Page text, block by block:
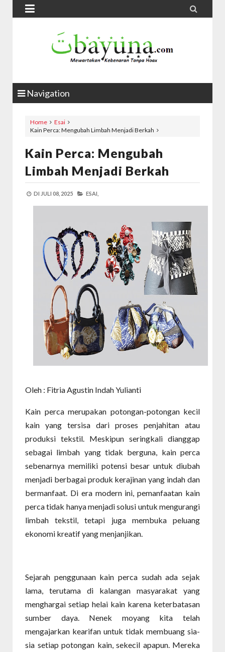
 
Navigation
Home
Esai
Kain Perca: Mengubah Limbah Menjadi Berkah
Kain Perca: Mengubah
Limbah Menjadi Berkah
DI JULI 08, 2025 ESAI,
Oleh : Fitria Agustin Indah Yulianti
Kain perca merupakan potongan-potongan kecil
kain yang tersisa dari proses penjahitan atau
produksi tekstil. Meskipun seringkali dianggap
sebagai limbah yang tidak berguna, kain perca
sebenarnya memiliki potensi besar untuk diubah
menjadi berbagai produk kerajinan yang indah dan
bermanfaat. Di era modern ini, pemanfaatan kain
perca tidak hanya menjadi solusi untuk mengurangi
limbah tekstil, tetapi juga membuka peluang
ekonomi kreatif yang menjanjikan.
Sejarah penggunaan kain perca sudah ada sejak
lama, terutama di kalangan masyarakat yang
menghargai setiap helai kain karena keterbatasan
sumber daya. Nenek moyang kita telah
mengajarkan kearifan untuk tidak membuang sia-
sia setiap potongan kain, sekecil apapun. Mereka